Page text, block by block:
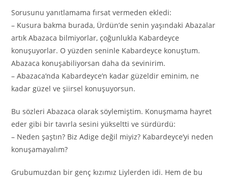
Sorusunu yanıtlamama fırsat vermeden ekledi:
– Kusura bakma burada, Ürdün’de senin yaşındaki Abazalar
artık Abazaca bilmiyorlar, çoğunlukla Kabardeyce
konuşuyorlar. O yüzden seninle Kabardeyce konuştum.
Abazaca konuşabiliyorsan daha da sevinirim.
– Abazaca’nda Kabardeyce’n kadar güzeldir eminim, ne
kadar güzel ve şiirsel konuşuyorsun.
Bu sözleri Abazaca olarak söylemiştim. Konuşmama hayret
eder gibi bir tavırla sesini yükseltti ve sürdürdü:
– Neden şaştın? Biz Adige değil miyiz? Kabardeyce’yi neden
konuşamayalım?
Grubumuzdan bir genç kızımız Liylerden idi. Hem de bu